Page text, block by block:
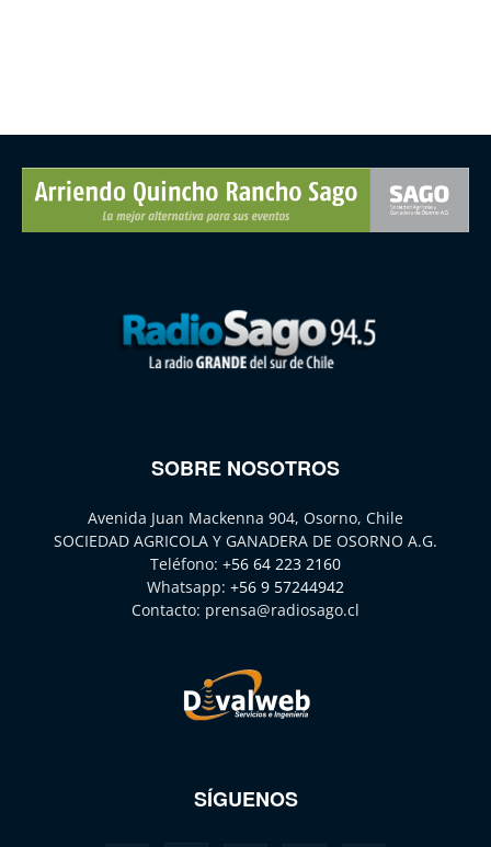
SOBRE NOSOTROS
Avenida Juan Mackenna 904, Osorno, Chile
SOCIEDAD AGRICOLA Y GANADERA DE OSORNO A.G.
Teléfono: +56 64 223 2160
Whatsapp: +56 9 57244942
Contacto: prensa@radiosago.cl
SÍGUENOS